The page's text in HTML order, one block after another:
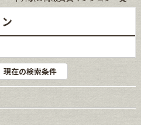
現在の検索条件